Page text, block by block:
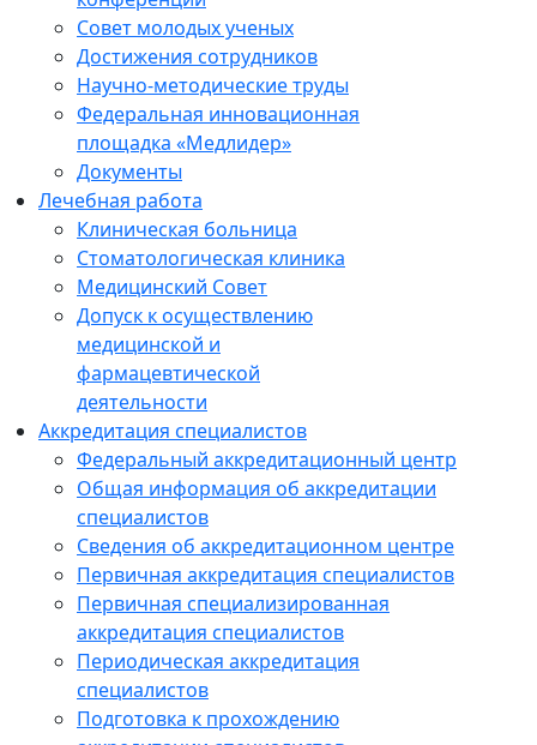
Совет молодых ученых
Достижения сотрудников
Научно-методические труды
Федеральная инновационная
площадка «Медлидер»
Документы
Лечебная работа
Клиническая больница
Стоматологическая клиника
Медицинский Совет
Допуск к осуществлению
медицинской и
фармацевтической
деятельности
Аккредитация специалистов
Федеральный аккредитационный центр
Общая информация об аккредитации
специалистов
Сведения об аккредитационном центре
Первичная аккредитация специалистов
Первичная специализированная
аккредитация специалистов
Периодическая аккредитация
специалистов
Подготовка к прохождению